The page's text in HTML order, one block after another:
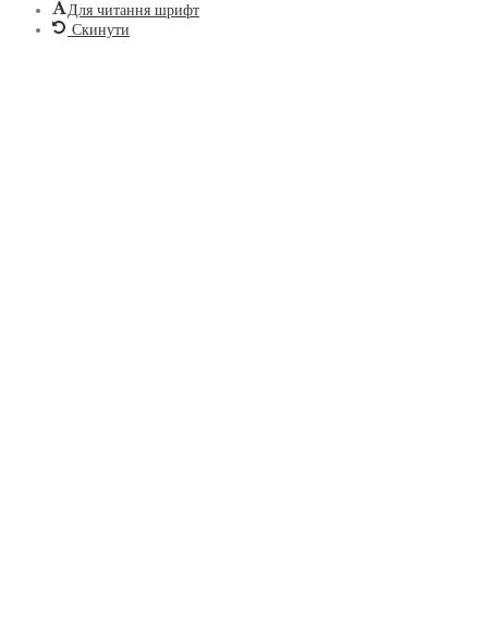
Для читання шрифт
Скинути